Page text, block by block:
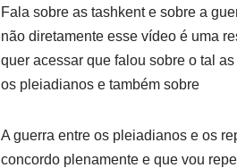
Fala sobre as tashkent e sobre a
não diretamente esse vídeo é uma
quer acessar que falou sobre o tal
os pleiadianos e também sobre
A guerra entre os pleiadianos e os
concordo plenamente e que vou